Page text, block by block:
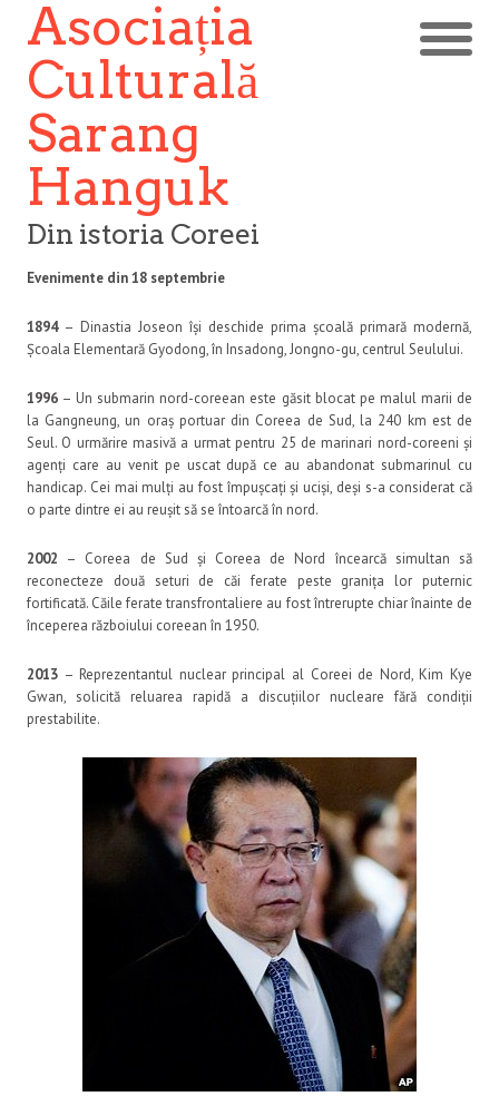
Asociația
Culturală
Sarang
Hanguk
Din istoria Coreei
Evenimente din 18 septembrie
1894– Dinastia Joseon își deschide prima școală primară modernă,
Școala Elementară Gyodong, în Insadong, Jongno-gu, centrul Seulului.
1996 – Un submarin nord-coreean este găsit blocat pe malul marii de
la Gangneung, un oraș portuar din Coreea de Sud, la 240 km est de
Seul. O urmărire masivă a urmat pentru 25 de marinari nord-coreeni și
agenți care au venit pe uscat după ce au abandonat submarinul cu
handicap. Cei mai mulți au fost împușcați și uciși, deși s-a considerat că
o parte dintre ei au reușit să se întoarcă în nord.
2002 – Coreea de Sud și Coreea de Nord încearcă simultan să
reconecteze două seturi de căi ferate peste granița lor puternic
fortificată. Căile ferate transfrontaliere au fost întrerupte chiar înainte de
începerea războiului coreean în 1950.
2013 – Reprezentantul nuclear principal al Coreei de Nord, Kim Kye
Gwan, solicită reluarea rapidă a discuțiilor nucleare fără condiții
prestabilite.